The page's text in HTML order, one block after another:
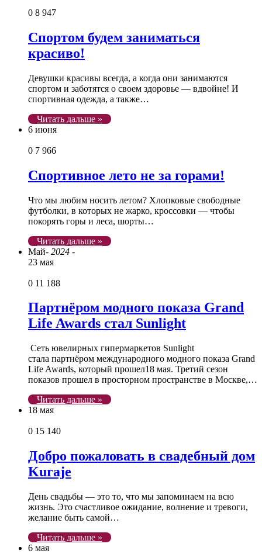
0 8 947
Спортом будем заниматься
красиво!
Девушки красивы всегда, а когда они занимаются
спортом и заботятся о своем здоровье — вдвойне! И
спортивная одежда, а также…
Читать дальше »
6 июня
0 7 966
Спортивное лето не за горами!
Что мы любим носить летом? Хлопковые свободные
футболки, в которых не жарко, кроссовки — чтобы
покорять горы и леса, шорты…
Читать дальше »
Май- 2024 -
23 мая
0 11 188
Партнёром модного показа Grand
Life Awards стал Sunlight
Сеть ювелирных гипермаркетов Sunlight
стала партнёром международного модного показа Grand
Life Awards, который прошел18 мая. Третий сезон
показов прошел в просторном пространстве в Москве,…
Читать дальше »
18 мая
0 15 140
Добро пожаловать в свадебный дом
Kuraje
День свадьбы — это то, что мы запоминаем на всю
жизнь. Это счастливое ожидание, волнение и тревоги,
желание быть самой…
Читать дальше »
6 мая